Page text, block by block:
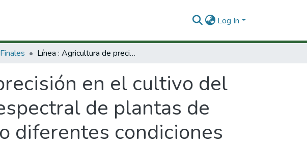
Log In
Línea : Agricultura de precisión en el cultivo del banano"". Estudio de la respuesta espectral de plantas de banano (Musa acuminata AAA) bajo diferentes condiciones de estrés
en el cultivo del
de plantas de
diferentes condiciones